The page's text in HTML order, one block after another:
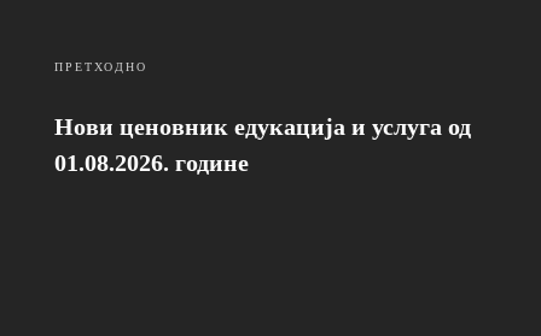
ПРЕТХОДНО
Нови ценовник едукација и услуга од
01.08.2026. године